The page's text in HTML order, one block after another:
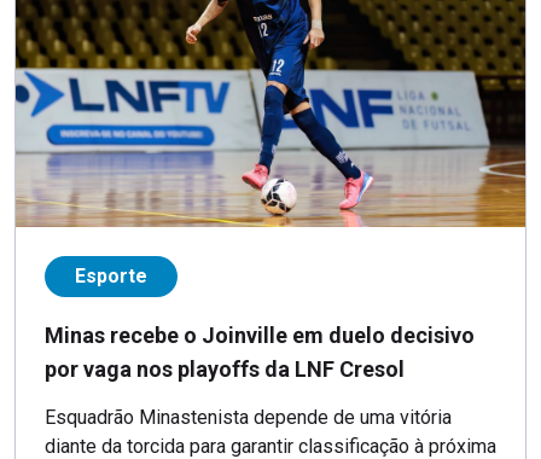
Esporte
Minas recebe o Joinville em duelo decisivo
por vaga nos playoffs da LNF Cresol
Esquadrão Minastenista depende de uma vitória
diante da torcida para garantir classificação à próxima